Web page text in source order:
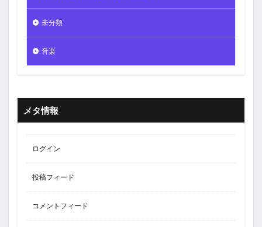
未分類
音楽
メタ情報
ログイン
投稿フィード
コメントフィード